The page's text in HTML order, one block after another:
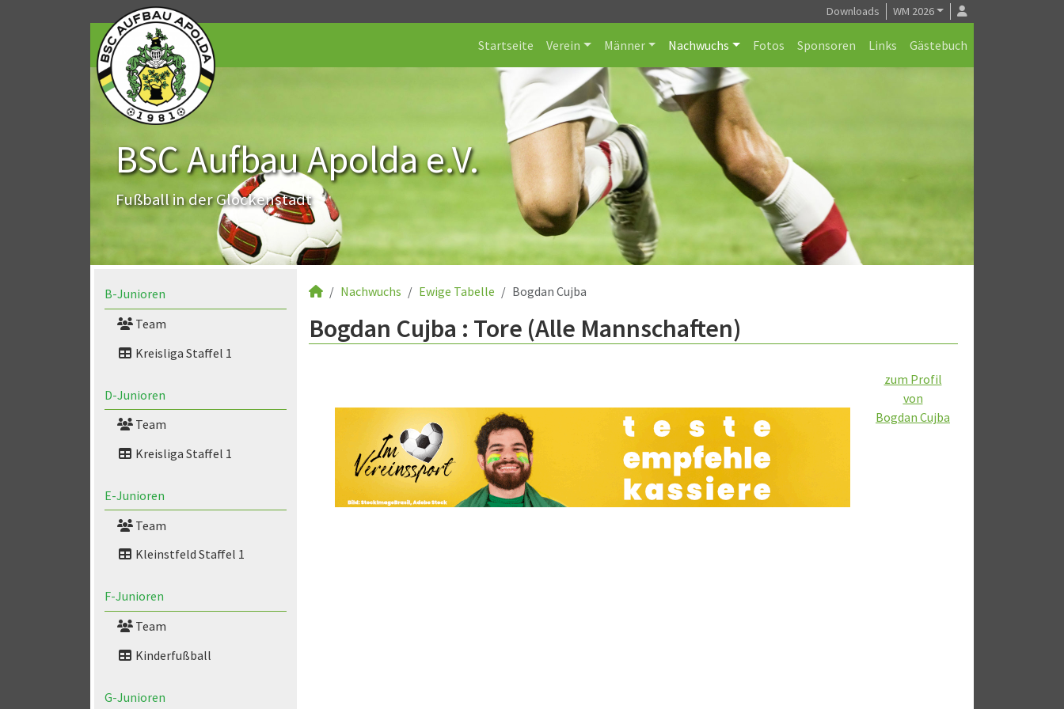
Downloads WM 2026
Startseite Verein Männer Nachwuchs Fotos Sponsoren Links Gästebuch
BSC Aufbau Apolda e.V.
Fußball in der Glockenstadt
B-Junioren
Team
Kreisliga Staffel 1
D-Junioren
Team
Kreisliga Staffel 1
E-Junioren
Team
Kleinstfeld Staffel 1
F-Junioren
Team
Kinderfußball
G-Junioren
Nachwuchs Ewige Tabelle Bogdan Cujba
Bogdan Cujba : Tore (Alle Mannschaften)
zum Profil
von
Bogdan Cujba